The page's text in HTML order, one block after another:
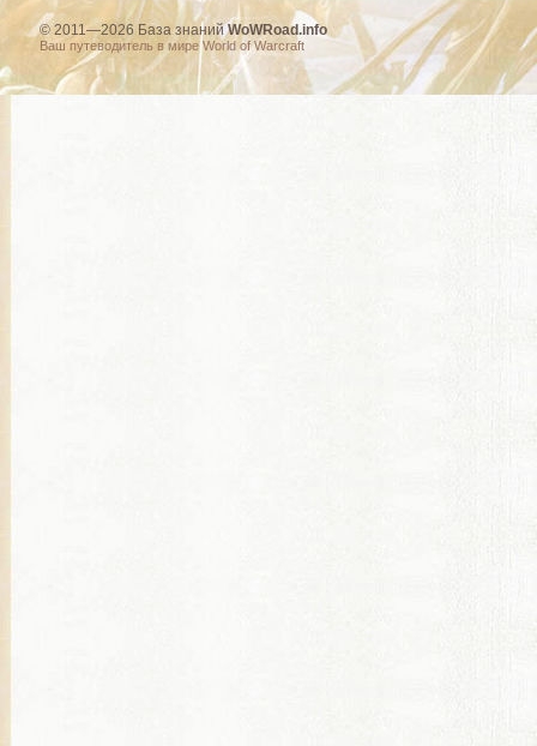
© 2011—2026 База знанийWoWRoad.info
Ваш путеводитель в мире World of Warcraft